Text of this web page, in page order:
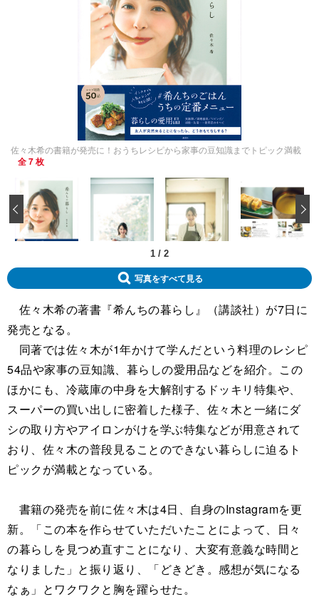
佐々木希の書籍が発売に！おうちレシピから家事の豆知識までトピック満載
全 7 枚
1 / 2
‹
写真をすべて見る
佐々木希の著書『希んちの暮らし』（講談社）が7日に
発売となる。
同著では佐々木が1年かけて学んだという料理のレシピ
54品や家事の豆知識、暮らしの愛用品などを紹介。この
ほかにも、冷蔵庫の中身を大解剖するドッキリ特集や、
スーパーの買い出しに密着した様子、佐々木と一緒にダ
シの取り方やアイロンがけを学ぶ特集などが用意されて
おり、佐々木の普段見ることのできない暮らしに迫るト
ピックが満載となっている。
書籍の発売を前に佐々木は4日、自身のInstagramを更
新。「この本を作らせていただいたことによって、日々
の暮らしを見つめ直すことになり、大変有意義な時間と
なりました」と振り返り、「どきどき。感想が気になる
なぁ」とワクワクと胸を躍らせた。